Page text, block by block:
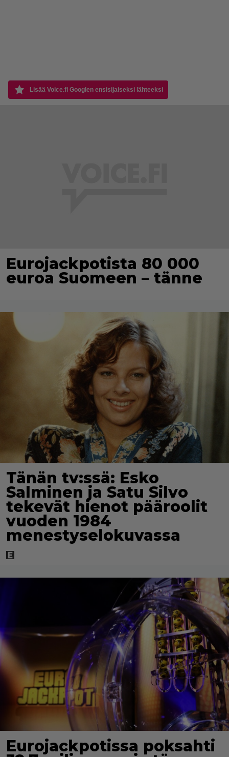
Lisää Voice.fi Googlen ensisijaiseksi lähteeksi
Eurojackpotista 80 000
euroa Suomeen – tänne
Tänän tv:ssä: Esko
Salminen ja Satu Silvo
tekevät hienot pääroolit
vuoden 1984
menestyselokuvassa
Eurojackpotissa poksahti